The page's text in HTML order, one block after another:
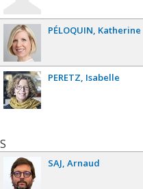
PÉLOQUIN Katherine
PERETZ Isabelle
S
SAJ Arnaud